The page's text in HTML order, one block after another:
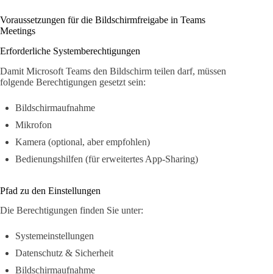
Voraussetzungen für die Bildschirmfreigabe in Teams
Meetings
Erforderliche Systemberechtigungen
Damit Microsoft Teams den Bildschirm teilen darf, müssen
folgende Berechtigungen gesetzt sein:
Bildschirmaufnahme
Mikrofon
Kamera (optional, aber empfohlen)
Bedienungshilfen (für erweitertes App-Sharing)
Pfad zu den Einstellungen
Die Berechtigungen finden Sie unter:
Systemeinstellungen
Datenschutz & Sicherheit
Bildschirmaufnahme